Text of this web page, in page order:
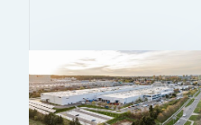
BUDOVA 1
15 908 M
2